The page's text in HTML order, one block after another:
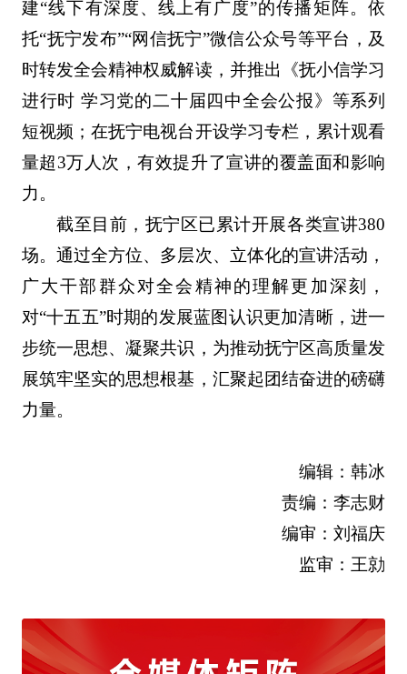
建“线下有深度、线上有广度”的传播矩阵。依
托“抚宁发布”“网信抚宁”微信公众号等平台，及
时转发全会精神权威解读，并推出《抚小信学习
进行时 学习党的二十届四中全会公报》等系列
短视频；在抚宁电视台开设学习专栏，累计观看
量超3万人次，有效提升了宣讲的覆盖面和影响
力。
截至目前，抚宁区已累计开展各类宣讲380
场。通过全方位、多层次、立体化的宣讲活动，
广大干部群众对全会精神的理解更加深刻，
对“十五五”时期的发展蓝图认识更加清晰，进一
步统一思想、凝聚共识，为推动抚宁区高质量发
展筑牢坚实的思想根基，汇聚起团结奋进的磅礴
力量。
编辑：韩冰
责编：李志财
编审：刘福庆
监审：王勍